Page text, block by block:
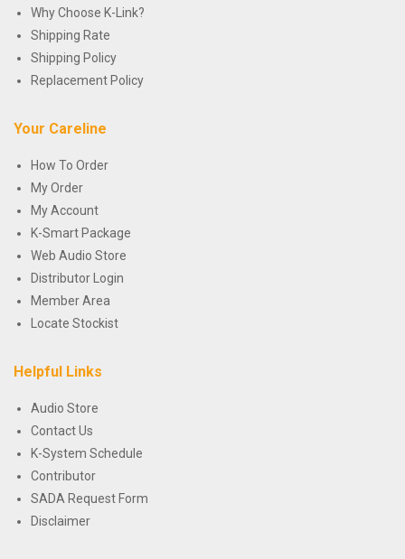
Why Choose K-Link?
Shipping Rate
Shipping Policy
Replacement Policy
Your Careline
How To Order
My Order
My Account
K-Smart Package
Web Audio Store
Distributor Login
Member Area
Locate Stockist
Helpful Links
Audio Store
Contact Us
K-System Schedule
Contributor
SADA Request Form
Disclaimer